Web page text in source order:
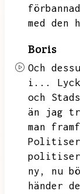
med den
Boris
Och
i...
och
än jag
man
ny,
nu
händer